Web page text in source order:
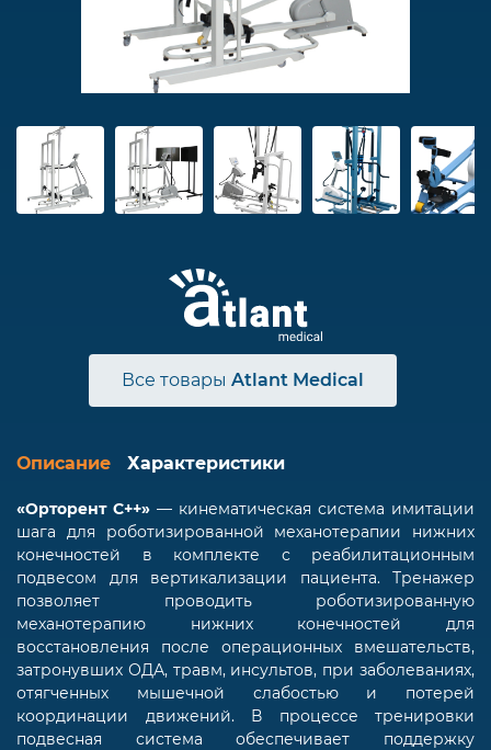
Все товары Atlant Medical
Описание Характеристики
«Орторент С++» — кинематическая система имитации
шага для роботизированной механотерапии нижних
конечностей в комплекте с реабилитационным
подвесом для вертикализации пациента. Тренажер
позволяет проводить роботизированную
механотерапию нижних конечностей для
восстановления после операционных вмешательств,
затронувших ОДА, травм, инсультов, при заболеваниях,
отягченных мышечной слабостью и потерей
координации движений. В процессе тренировки
подвесная система обеспечивает поддержку